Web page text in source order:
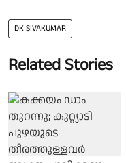
DK SIVAKUMAR
Related Stories